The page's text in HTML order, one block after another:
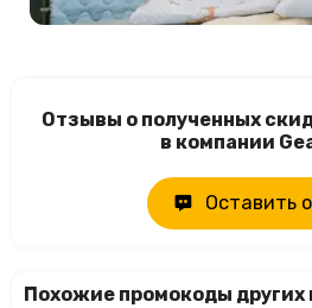
Отзывы о полученных
в компании
Оставить
Похожие промокоды других